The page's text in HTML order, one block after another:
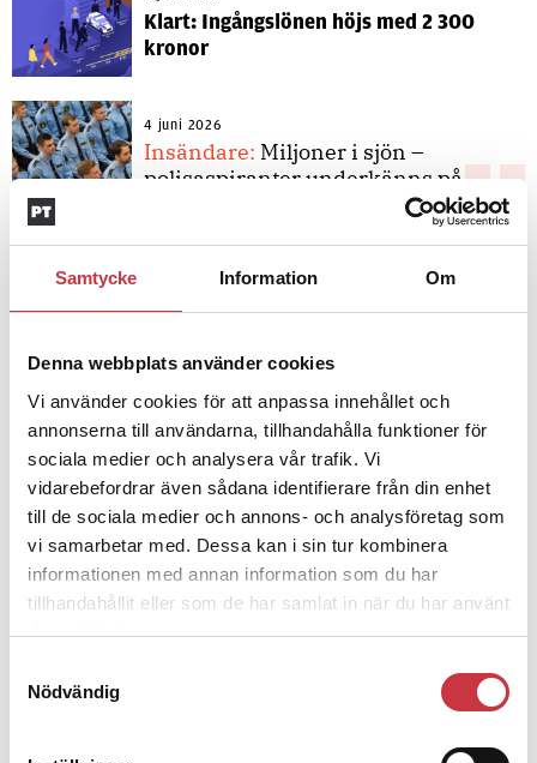
Samtycke Information Om
Denna webbplats använder cookies
Vi använder cookies för att anpassa innehållet och
annonserna till användarna, tillhandahålla funktioner för
sociala medier och analysera vår trafik. Vi
vidarebefordrar även sådana identifierare från din enhet
till de sociala medier och annons- och analysföretag som
vi samarbetar med. Dessa kan i sin tur kombinera
informationen med annan information som du har
tillhandahållit eller som de har samlat in när du har använt
deras tjänster.
Nödvändig
Klart: Ingångslönen höjs med 2 300
kronor
4 juni 2026
Insändare: Miljoner i sjön –
polisaspiranter underkänns på
Jens Mårtensson:Snart 20 år i tjänst
4 juni 2026
Polisregionen erkänner fel: ”Kommer
att rättas till”